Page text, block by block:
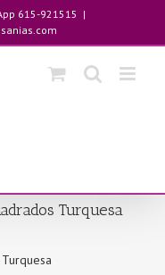
615-921515
|
Turquesa